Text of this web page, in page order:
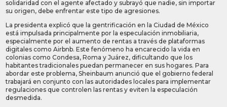
solidaridad con el agente afectado y subrayó que nadie, sin importar
su origen, debe enfrentar este tipo de agresiones.
La presidenta explicó que la gentrificación en la Ciudad de México
está impulsada principalmente por la especulación inmobiliaria,
especialmente por el aumento de rentas a través de plataformas
digitales como Airbnb. Este fenómeno ha encarecido la vida en
colonias como Condesa, Roma y Juárez, dificultando que los
habitantes tradicionales puedan permanecer en sus hogares. Para
abordar este problema, Sheinbaum anunció que el gobierno federal
trabajará en conjunto con las autoridades locales para implementar
regulaciones que controlen las rentas y eviten la especulación
desmedida.